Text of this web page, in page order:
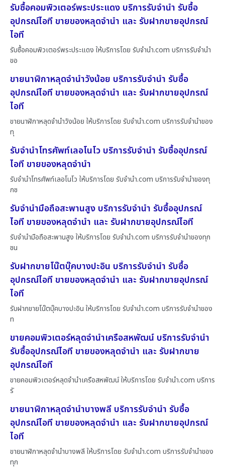
รับซื้อคอมพิวเตอร์พระประแดง บริการรับจำนำ รับซื้อ
อุปกรณ์ไอที ขายของหลุดจำนำ และ รับฝากขายอุปกรณ์
ไอที
รับซื้อคอมพิวเตอร์พระประแดง ให้บริการโดย รับจํานํา.com บริการรับจำนำ
ขอ
ขายนาฬิกาหลุดจำนำวังน้อย บริการรับจำนำ รับซื้อ
อุปกรณ์ไอที ขายของหลุดจำนำ และ รับฝากขายอุปกรณ์
ไอที
ขายนาฬิกาหลุดจำนำวังน้อย ให้บริการโดย รับจํานํา.com บริการรับจำนำของ
ทุ
รับจำนำโทรศัพท์เลอโนโว บริการรับจำนำ รับซื้ออุปกรณ์
ไอที ขายของหลุดจำนำ
รับจำนำโทรศัพท์เลอโนโว ให้บริการโดย รับจํานํา.com บริการรับจำนำของทุ
กช
รับจำนำมือถือสะพานสูง บริการรับจำนำ รับซื้ออุปกรณ์
ไอที ขายของหลุดจำนำ และ รับฝากขายอุปกรณ์ไอที
รับจำนำมือถือสะพานสูง ให้บริการโดย รับจํานํา.com บริการรับจำนำของทุก
ชน
รับฝากขายโน๊ตบุ๊คบางปะอิน บริการรับจำนำ รับซื้อ
อุปกรณ์ไอที ขายของหลุดจำนำ และ รับฝากขายอุปกรณ์
ไอที
รับฝากขายโน๊ตบุ๊คบางปะอิน ให้บริการโดย รับจํานํา.com บริการรับจำนำของ
ท
ขายคอมพิวเตอร์หลุดจำนำเครือสหพัฒน์ บริการรับจำนำ
รับซื้ออุปกรณ์ไอที ขายของหลุดจำนำ และ รับฝากขาย
อุปกรณ์ไอที
ขายคอมพิวเตอร์หลุดจำนำเครือสหพัฒน์ ให้บริการโดย รับจํานํา.com บริการ
รั
ขายนาฬิกาหลุดจำนำบางพลี บริการรับจำนำ รับซื้อ
อุปกรณ์ไอที ขายของหลุดจำนำ และ รับฝากขายอุปกรณ์
ไอที
ขายนาฬิกาหลุดจำนำบางพลี ให้บริการโดย รับจํานํา.com บริการรับจำนำของ
ทุก